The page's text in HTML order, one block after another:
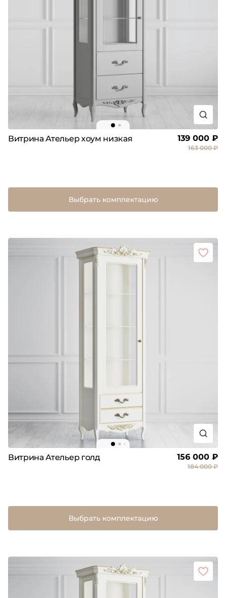
Витрина Ательер хоум низкая 139 000 ₽
163 000 ₽
Выбрать комплектацию
Витрина Ательер голд 156 000 ₽
184 000 ₽
Выбрать комплектацию